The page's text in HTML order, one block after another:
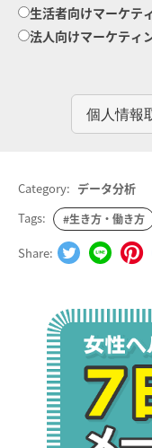
生活者向けマーケテ
法人向けマーケティ
Category: データ分析
Tags:
#生き方・働き方
Share: